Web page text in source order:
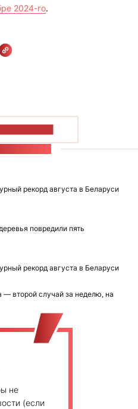
2024-го.
рекорд августа в Беларуси
повредили пять
рекорд августа в Беларуси
второй случай за неделю, на
не
(если